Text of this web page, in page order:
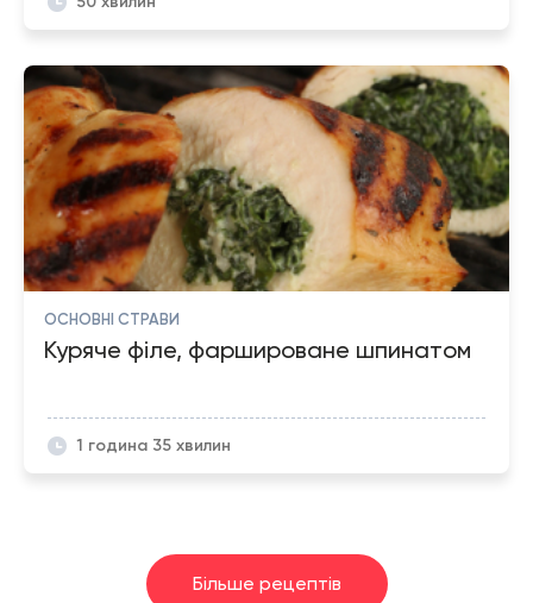
ОСНОВНІ СТРАВИ
Куряче філе, фаршироване шпинатом
1 година 35 хвилин
Більше рецептів